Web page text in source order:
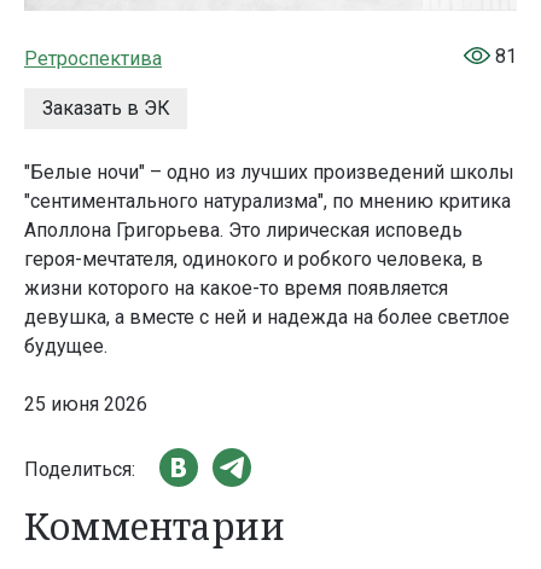
Ретроспектива
Заказать в ЭК
81
"Белые ночи" – одно из лучших произведений школы
"сентиментального натурализма", по мнению критика
Аполлона Григорьева. Это лирическая исповедь
героя-мечтателя, одинокого и робкого человека, в
жизни которого на какое-то время появляется
девушка, а вместе с ней и надежда на более светлое
будущее.
25 июня 2026
Поделиться:
Комментарии